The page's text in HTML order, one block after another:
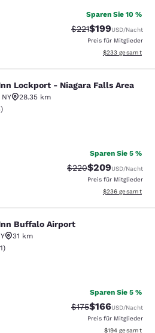
Sparen Sie 10 %
Durchgestrichener
$221Vergünstigter
$199USD/Nacht
Preis für Mitglieder
Geschätzte
$233 gesamt
- Niagara Falls
Lockport - Niagara Falls Area
NY
28.35 km
Bewertung. Gut. 683 Bewertungen
)
Sparen Sie 5 %
Durchgestrichener
$220Vergünstigter
$209USD/Nacht
Preis für Mitglieder
Geschätzte
$236 gesamt
Airport
Buffalo Airport
31 km
Bewertung. Gut. 1211 Bewertungen
)
Sparen Sie 5 %
Durchgestrichener
$175Vergünstigter
$166USD/Nacht
Preis für Mitglieder
Geschätzte
$194 gesamt